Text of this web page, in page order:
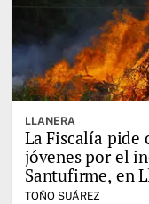
LLANERA
La Fiscalía pide
jóvenes por el
Santufirme, en
TOÑO SUÁREZ